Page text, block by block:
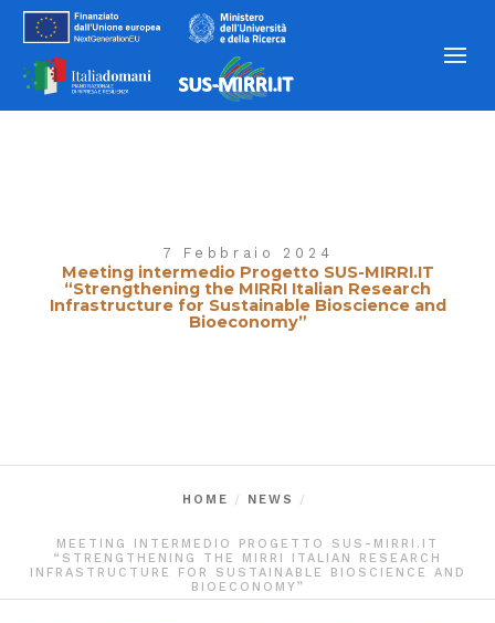
7 Febbraio 2024
Meeting intermedio Progetto SUS-MIRRI.IT
“Strengthening the MIRRI Italian Research
Infrastructure for Sustainable Bioscience and
Bioeconomy”
HOME NEWS
MEETING INTERMEDIO PROGETTO SUS-MIRRI.IT
“STRENGTHENING THE MIRRI ITALIAN RESEARCH
INFRASTRUCTURE FOR SUSTAINABLE BIOSCIENCE AND
BIOECONOMY”